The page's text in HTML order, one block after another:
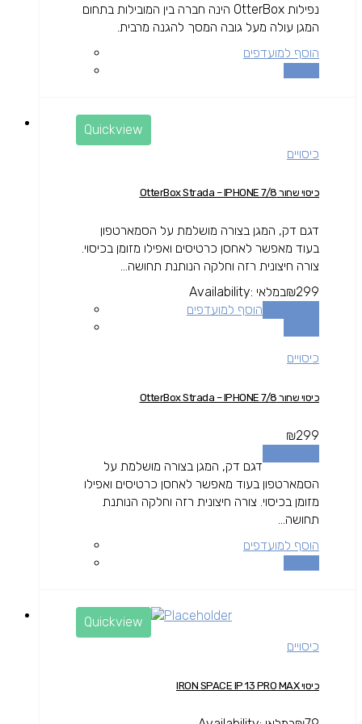
נפילות OtterBox הינה חברה בין המובילות בתחום
המגן עולה מעל גובה המסך להגנה מרבית.
הוסף למועדפים
Quickview
כיסויים
כיסוי שחור OtterBox Strada – IPHONE 7/8
דגם דק, המגן בצורה מושלמת על הסמארטפון
בעוד מאפשר לאחסן כרטיסים ואפילו מזומן בכיסוי.
צורה חיצונית רזה וחלקה הנותנת תחושה...
₪299
Availability: במלאי
הוסף למועדפים
כיסויים
כיסוי שחור OtterBox Strada – IPHONE 7/8
₪299
דגם דק, המגן בצורה מושלמת על
הסמארטפון בעוד מאפשר לאחסן כרטיסים ואפילו
מזומן בכיסוי. צורה חיצונית רזה וחלקה הנותנת
תחושה...
הוסף למועדפים
Quickview
כיסויים
כיסוי IRON SPACE IP 13 PRO MAX